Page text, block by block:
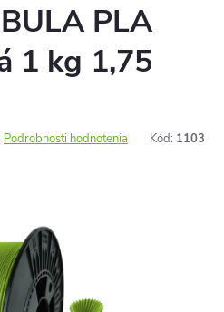
PLA
1 kg 1,75
Podrobnosti hodnotenia Kód: 1103